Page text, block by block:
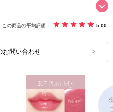
この商品の平均評価： 5.00
お問い合わせ